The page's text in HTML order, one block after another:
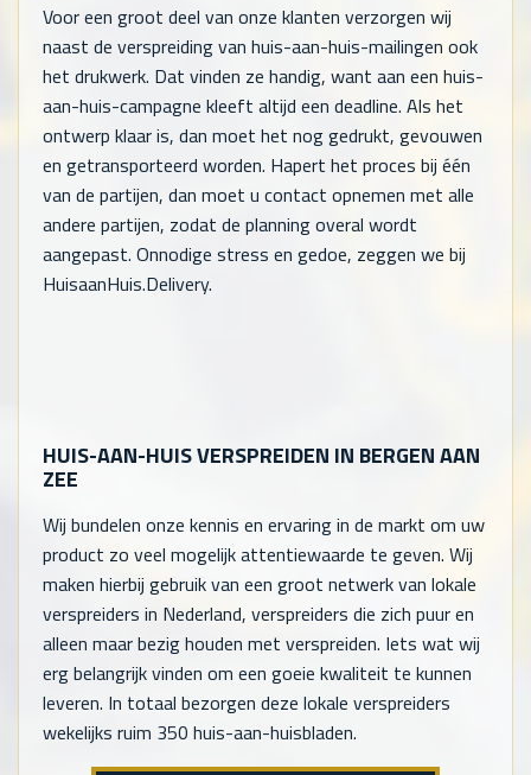
Voor een groot deel van onze klanten verzorgen wij
naast de verspreiding van huis-aan-huis-mailingen ook
het drukwerk. Dat vinden ze handig, want aan een huis-
aan-huis-campagne kleeft altijd een deadline. Als het
ontwerp klaar is, dan moet het nog gedrukt, gevouwen
en getransporteerd worden. Hapert het proces bij één
van de partijen, dan moet u contact opnemen met alle
andere partijen, zodat de planning overal wordt
aangepast. Onnodige stress en gedoe, zeggen we bij
HuisaanHuis.Delivery.
HUIS-AAN-HUIS VERSPREIDEN IN BERGEN AAN
ZEE
Wij bundelen onze kennis en ervaring in de markt om uw
product zo veel mogelijk attentiewaarde te geven. Wij
maken hierbij gebruik van een groot netwerk van lokale
verspreiders in Nederland, verspreiders die zich puur en
alleen maar bezig houden met verspreiden. Iets wat wij
erg belangrijk vinden om een goeie kwaliteit te kunnen
leveren. In totaal bezorgen deze lokale verspreiders
wekelijks ruim 350 huis-aan-huisbladen.